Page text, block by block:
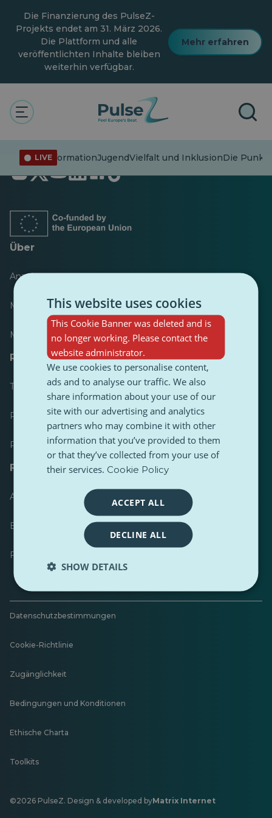
Hauptinhalt
springen
Die Finanzierung des PulseZ-
Projekts endet am 31. März 2026.
Die Plattform und alle
veröffentlichten Inhalte bleiben
weiterhin verfügbar.
Mehr erfahren
LIVE
FehlinformationJugendVielfalt und InklusionDie
Öffnet
in
Registerkarte
Öffnet
in
Registerkarte
Öffnet
in
Registerkarte
in
Registerkarte
in
Registerkarte
in
Über
Anzeiger
Meist veröffentlicht
Meist befolgt
Ressourcen für Journalisten
Toolkits
PulseZ Content Style Guide
PulseZ Beitragsleitfaden für Autoren
FAQs
Anfrage einreichen
Ein Problem melden
Feedback hinterlassen
Datenschutzbestimmungen
Cookie-Richtlinie
Zugänglichkeit
Bedingungen und Konditionen
Ethische Charta
Toolkits
©2026 PulseZ. Design & developed byMatrix Internet
Öffnet
This website uses cookies
This Cookie Banner was deleted and is
no longer working. Please contact the
website administrator.
We use cookies to personalise content,
ads and to analyse our traffic. We also
share information about your use of our
site with our advertising and analytics
partners who may combine it with other
information that you’ve provided to them
or that they’ve collected from your use of
their services. Cookie Policy
ACCEPT ALL
DECLINE ALL
SHOW DETAILS